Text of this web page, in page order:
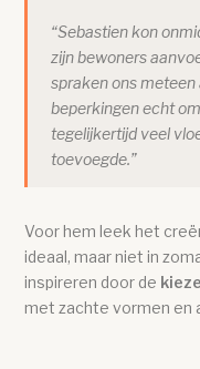
“Sebastien kon
zijn bewoners
spraken ons meteen
beperkingen echt
tegelijkertijd veel
toevoegde.”
Voor hem leek het
ideaal, maar niet in
inspireren door de
met zachte vormen en